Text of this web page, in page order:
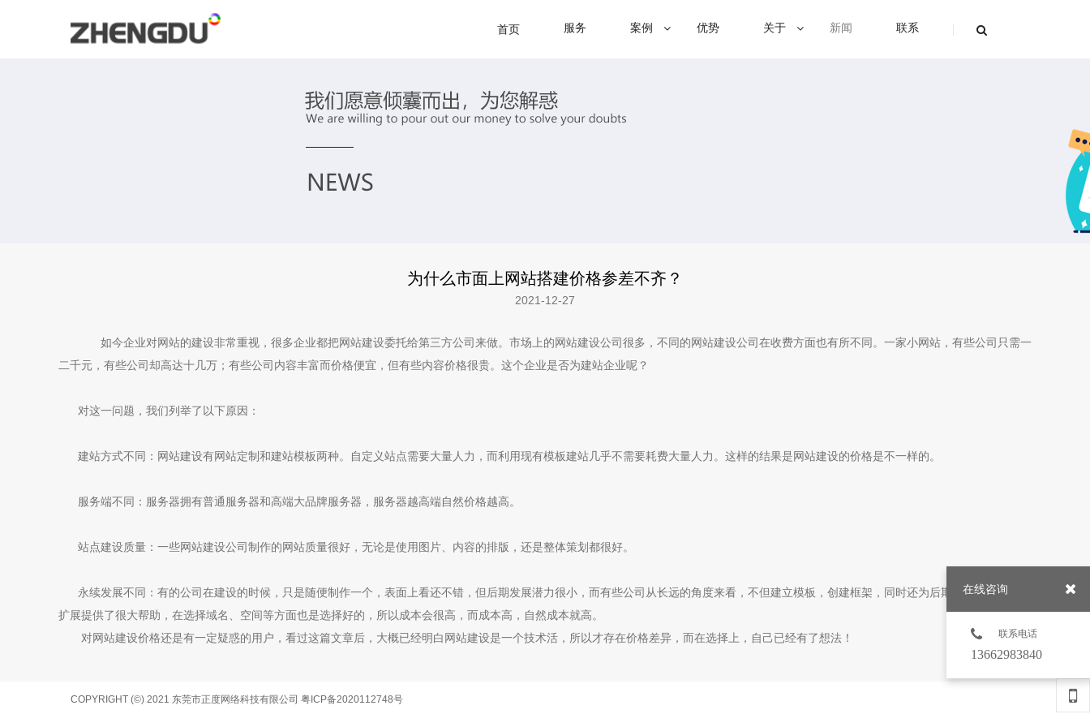
首页 服务 案例 优势 关于 新闻 联系
为什么市面上网站搭建价格参差不齐？
2021-12-27
如今企业对网站的建设非常重视，很多企业都把网站建设委托给第三方公司来做。市场上的网站建设公司很多，不同的网站建设公司在收费方面也有所不同。一家小网站，有些公司只需一
二千元，有些公司却高达十几万；有些公司内容丰富而价格便宜，但有些内容价格很贵。这个企业是否为建站企业呢？
对这一问题，我们列举了以下原因：
建站方式不同：网站建设有网站定制和建站模板两种。自定义站点需要大量人力，而利用现有模板建站几乎不需要耗费大量人力。这样的结果是网站建设的价格是不一样的。
服务端不同：服务器拥有普通服务器和高端大品牌服务器，服务器越高端自然价格越高。
站点建设质量：一些网站建设公司制作的网站质量很好，无论是使用图片、内容的排版，还是整体策划都很好。
永续发展不同：有的公司在建设的时候，只是随便制作一个，表面上看还不错，但后期发展潜力很小，而有些公司从长远的角度来看，不但建立模板，创建框架，同时还为后期优化推广和功能
扩展提供了很大帮助，在选择域名、空间等方面也是选择好的，所以成本会很高，而成本高，自然成本就高。
对网站建设价格还是有一定疑惑的用户，看过这篇文章后，大概已经明白网站建设是一个技术活，所以才存在价格差异，而在选择上，自己已经有了想法！
COPYRIGHT (©) 2021 东莞市正度网络科技有限公司 粤ICP备2020112748号
在线咨询
联系电话
13662983840